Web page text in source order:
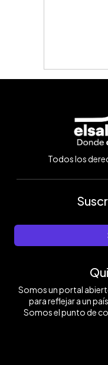
Todos los
Somos un portal
para reflejar a un
Somos el punto de